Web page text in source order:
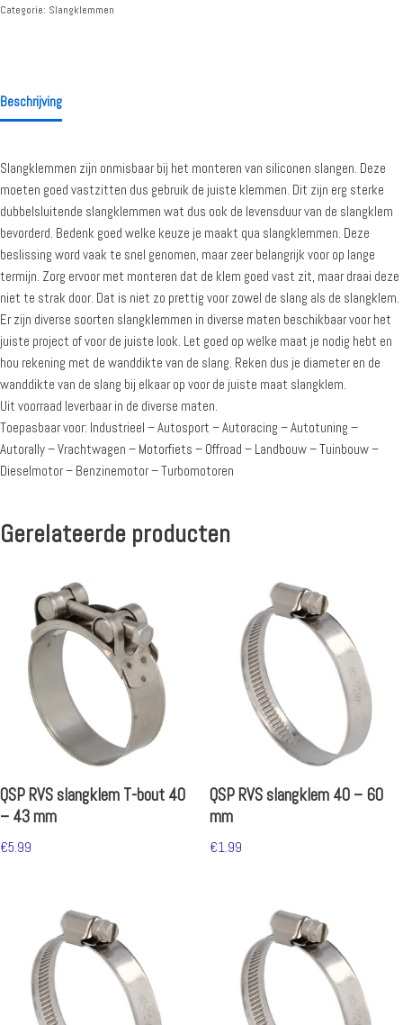
Categorie: Slangklemmen
Beschrijving
Slangklemmen zijn onmisbaar bij het monteren van siliconen slangen. Deze
moeten goed vastzitten dus gebruik de juiste klemmen. Dit zijn erg sterke
dubbelsluitende slangklemmen wat dus ook de levensduur van de slangklem
bevorderd. Bedenk goed welke keuze je maakt qua slangklemmen. Deze
beslissing word vaak te snel genomen, maar zeer belangrijk voor op lange
termijn. Zorg ervoor met monteren dat de klem goed vast zit, maar draai deze
niet te strak door. Dat is niet zo prettig voor zowel de slang als de slangklem.
Er zijn diverse soorten slangklemmen in diverse maten beschikbaar voor het
juiste project of voor de juiste look. Let goed op welke maat je nodig hebt en
hou rekening met de wanddikte van de slang. Reken dus je diameter en de
wanddikte van de slang bij elkaar op voor de juiste maat slangklem.
Uit voorraad leverbaar in de diverse maten.
Toepasbaar voor: Industrieel – Autosport – Autoracing – Autotuning –
Autorally – Vrachtwagen – Motorfiets – Offroad – Landbouw – Tuinbouw –
Dieselmotor – Benzinemotor – Turbomotoren
Gerelateerde producten
QSP RVS slangklem T-bout 40
– 43 mm
€5.99
QSP RVS slangklem 40 – 60
mm
€1.99